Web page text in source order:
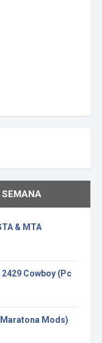
& MTA
Cowboy (Pc
Mods)